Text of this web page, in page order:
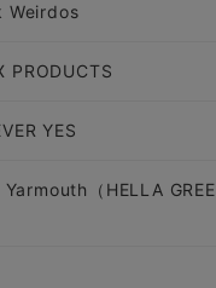
Weirdos
PRODUCTS
YES
（HELLA GREE